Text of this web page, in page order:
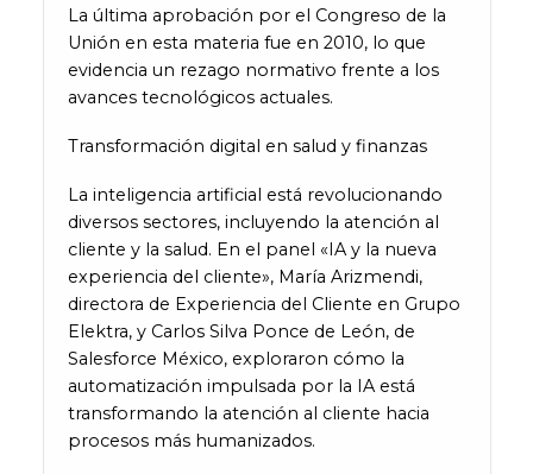
La última aprobación por el Congreso de la
Unión en esta materia fue en 2010, lo que
evidencia un rezago normativo frente a los
avances tecnológicos actuales.
Transformación digital en salud y finanzas
La inteligencia artificial está revolucionando
diversos sectores, incluyendo la atención al
cliente y la salud. En el panel «IA y la nueva
experiencia del cliente», María Arizmendi,
directora de Experiencia del Cliente en Grupo
Elektra, y Carlos Silva Ponce de León, de
Salesforce México, exploraron cómo la
automatización impulsada por la IA está
transformando la atención al cliente hacia
procesos más humanizados.